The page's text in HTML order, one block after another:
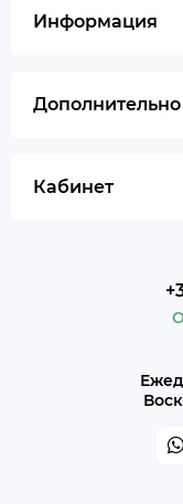
Информация
Дополнительно
Кабинет